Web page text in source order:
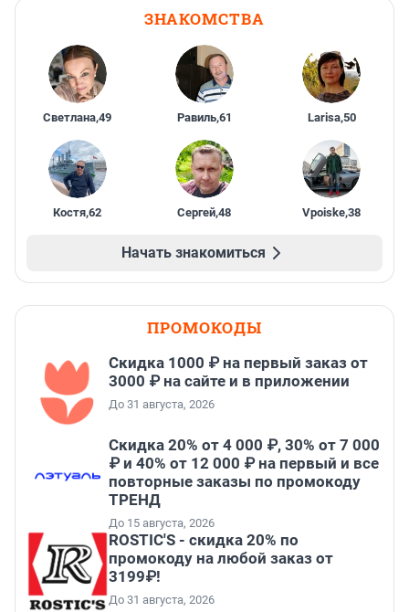
ЗНАКОМСТВА
Светлана,49 Равиль,61 Larisa,50
Костя,62 Сергей,48 Vpoiske,38
Начать знакомиться
ПРОМОКОДЫ
Скидка 1000 ₽ на первый заказ от
3000 ₽ на сайте и в приложении
До 31 августа, 2026
Скидка 20% от 4 000 ₽, 30% от 7 000
₽ и 40% от 12 000 ₽ на первый и все
повторные заказы по промокоду
ТРЕНД
До 15 августа, 2026
ROSTIC'S - скидка 20% по
промокоду на любой заказ от
3199₽!
До 31 августа, 2026